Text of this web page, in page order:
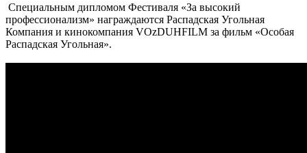
Специальным дипломом Фестиваля «За высокий
профессионализм» награждаются Распадская Угольная
Компания и кинокомпания VOzDUHFILM за фильм «Особая
Распадская Угольная».